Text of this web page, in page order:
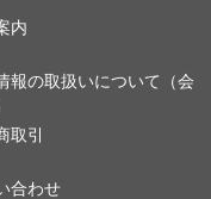
内
報の取扱いについて（会
取引
合わせ